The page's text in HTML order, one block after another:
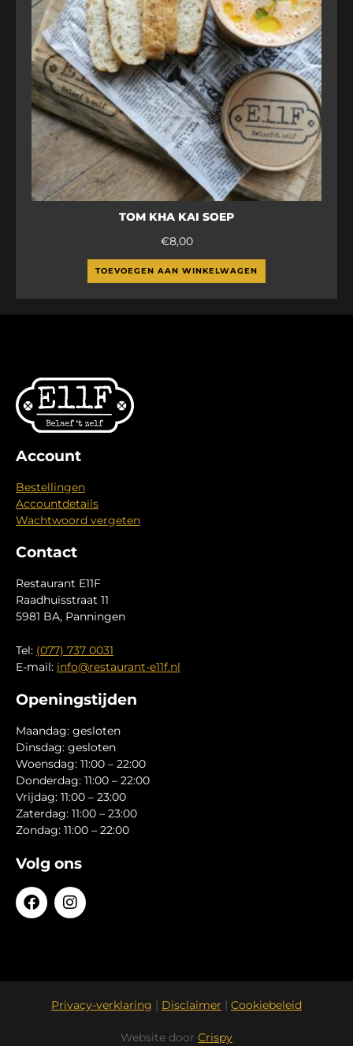
TOM KHA KAI SOEP
€8,00
TOEVOEGEN AAN WINKELWAGEN
Account
Bestellingen
Accountdetails
Wachtwoord vergeten
Contact
Restaurant E11F
Raadhuisstraat 11
5981 BA, Panningen
Tel: (077) 737 0031
E-mail: info@restaurant-e11f.nl
Openingstijden
Maandag: gesloten
Dinsdag: gesloten
Woensdag: 11:00 – 22:00
Donderdag: 11:00 – 22:00
Vrijdag: 11:00 – 23:00
Zaterdag: 11:00 – 23:00
Zondag: 11:00 – 22:00
Volg ons
Privacy-verklaring | Disclaimer | Cookiebeleid
Website door Crispy